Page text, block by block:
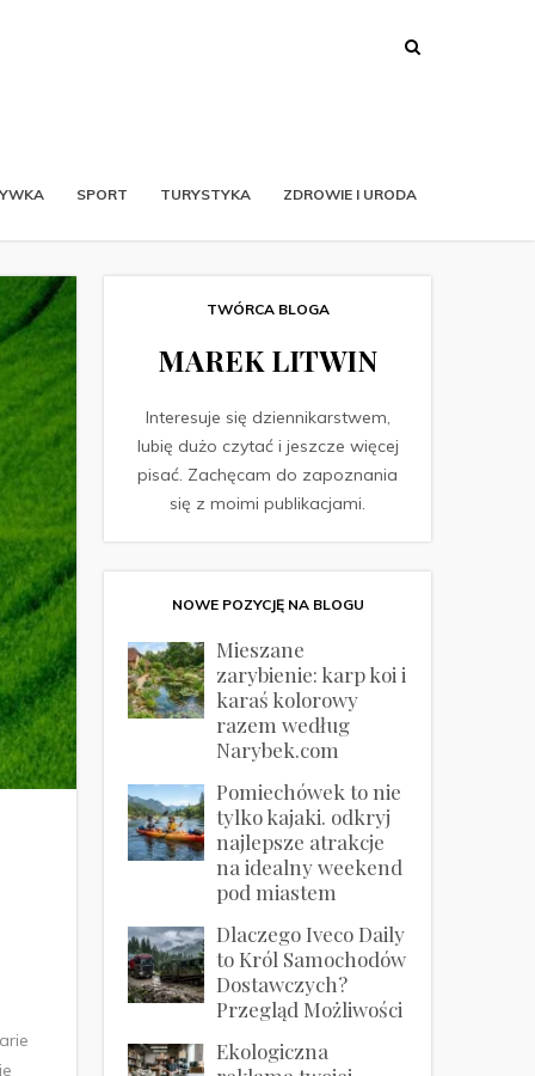
SPORT TURYSTYKA ZDROWIE I URODA
TWÓRCA BLOGA
MAREK LITWIN
Interesuje się dziennikarstwem,
lubię dużo czytać i jeszcze więcej
pisać. Zachęcam do zapoznania
się z moimi publikacjami.
NOWE POZYCJĘ NA BLOGU
Mieszane
zarybienie: karp koi i
karaś kolorowy
razem według
Narybek.com
Pomiechówek to nie
tylko kajaki. odkryj
najlepsze atrakcje
na idealny weekend
pod miastem
Dlaczego Iveco Daily
to Król Samochodów
Dostawczych?
Przegląd Możliwości
Ekologiczna